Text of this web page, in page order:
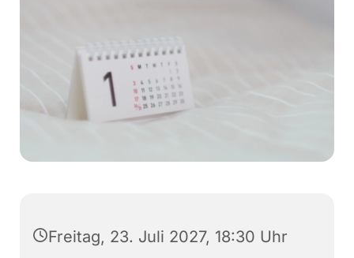
Freitag, 23. Juli 2027, 18:30 Uhr